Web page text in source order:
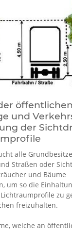
öffentlichen
und
der
alle
Straßen oder
und Bäume
um so die
zu
freizuhalten.
welche an